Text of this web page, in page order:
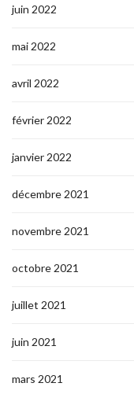
juin 2022
mai 2022
avril 2022
février 2022
janvier 2022
décembre 2021
novembre 2021
octobre 2021
juillet 2021
juin 2021
mars 2021